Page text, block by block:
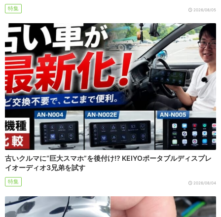
特集 2026/08/05
古いクルマに“巨大スマホ”を後付け!? KEIYOポータブルディスプレ
イオーディオ3兄弟を試す
特集 2026/08/04